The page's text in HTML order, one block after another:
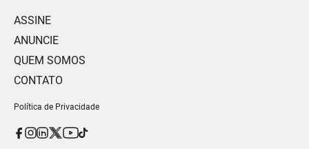
ASSINE
ANUNCIE
QUEM SOMOS
CONTATO
Política de Privacidade